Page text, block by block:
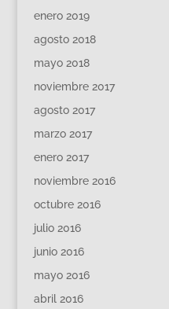
enero 2019
agosto 2018
mayo 2018
noviembre 2017
agosto 2017
marzo 2017
enero 2017
noviembre 2016
octubre 2016
julio 2016
junio 2016
mayo 2016
abril 2016